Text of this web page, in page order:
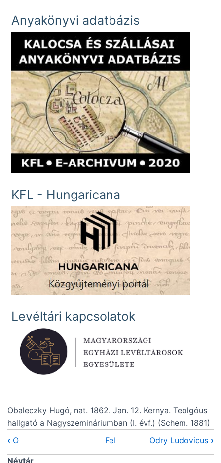
Anyakönyvi adatbázis
KFL - Hungaricana
Levéltári kapcsolatok
Obaleczky Hugó, nat. 1862. Jan. 12. Kernya. Teolgóus
hallgató a Nagyszemináriumban (I. évf.) (Schem. 1881)
‹ O Fel Odry Ludovicus ›
Névtár